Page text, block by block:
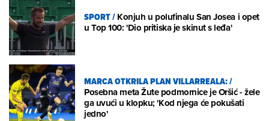
SPORT/Konjuh u polufinalu San Josea i opet
u Top 100: 'Dio pritiska je skinut s leđa'
MARCA OTKRILA PLAN VILLARREALA:/
Posebna meta Žute podmornice je Oršić - žele
ga uvući u klopku; 'Kod njega će pokušati
jedno'